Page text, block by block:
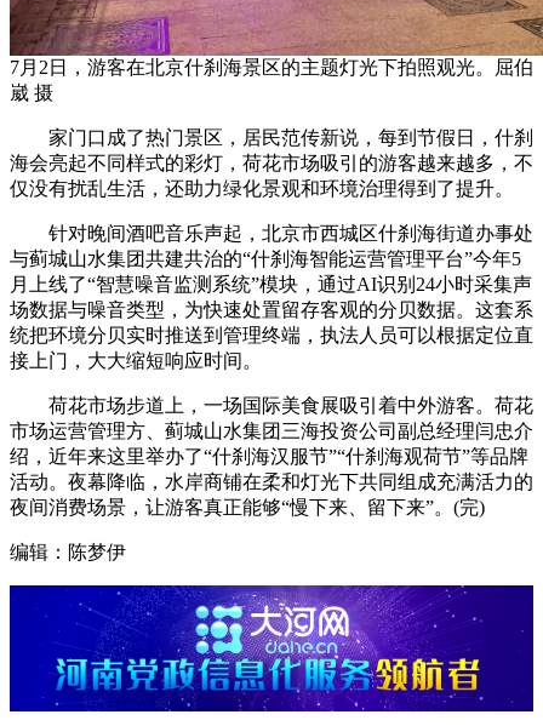
7月2日，游客在北京什刹海景区的主题灯光下拍照观光。屈伯
崴 摄
家门口成了热门景区，居民范传新说，每到节假日，什刹
海会亮起不同样式的彩灯，荷花市场吸引的游客越来越多，不
仅没有扰乱生活，还助力绿化景观和环境治理得到了提升。
针对晚间酒吧音乐声起，北京市西城区什刹海街道办事处
与蓟城山水集团共建共治的“什刹海智能运营管理平台”今年5
月上线了“智慧噪音监测系统”模块，通过AI识别24小时采集声
场数据与噪音类型，为快速处置留存客观的分贝数据。这套系
统把环境分贝实时推送到管理终端，执法人员可以根据定位直
接上门，大大缩短响应时间。
荷花市场步道上，一场国际美食展吸引着中外游客。荷花
市场运营管理方、蓟城山水集团三海投资公司副总经理闫忠介
绍，近年来这里举办了“什刹海汉服节”“什刹海观荷节”等品牌
活动。夜幕降临，水岸商铺在柔和灯光下共同组成充满活力的
夜间消费场景，让游客真正能够“慢下来、留下来”。(完)
编辑：陈梦伊